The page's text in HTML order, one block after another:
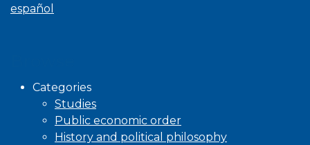
español
Categories
Studies
Public economic order
History and political philosophy